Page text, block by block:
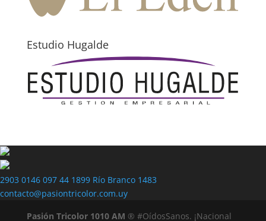
Estudio Hugalde
2903 0146 097 44 1899 Río Branco 1483
contacto@pasiontricolor.com.uy
Pasión Tricolor 1010 AM ® #OídosSanos. ¡Nacional